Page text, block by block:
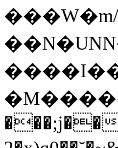
���;j��